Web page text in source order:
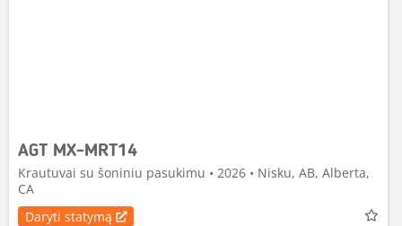
AGT MX-MRT14
Krautuvai su šoniniu pasukimu • 2026 • Nisku, AB, Alberta,
CA
Daryti statymą